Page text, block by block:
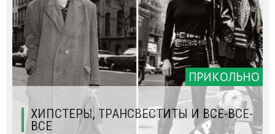
ПРИКОЛЬНО
ХИПСТЕРЫ, ТРАНСВЕСТИТЫ И ВСЕ-ВСЕ-
ВСЕ